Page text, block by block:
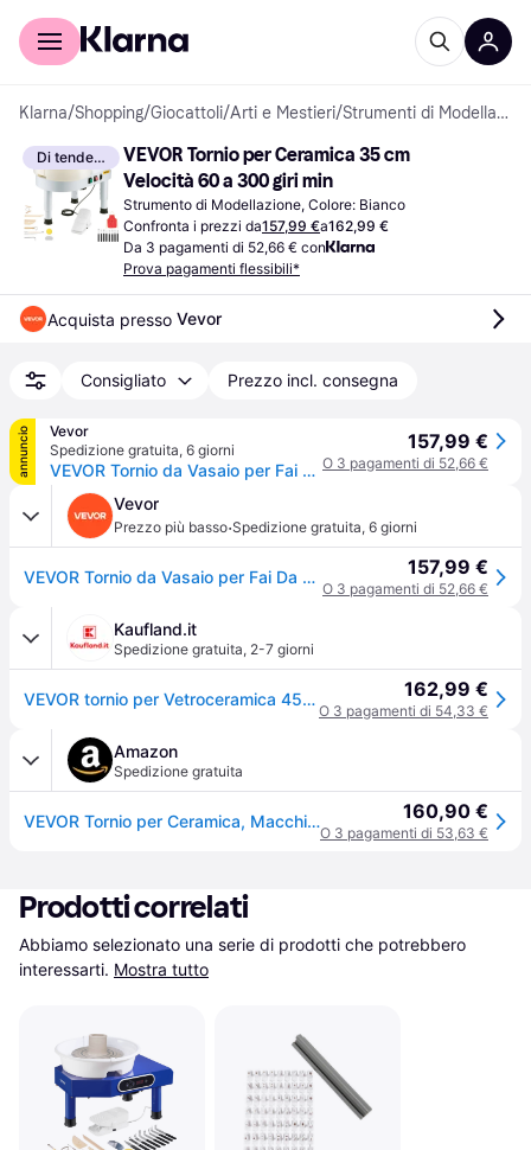
Per il tuo shopping
Klarna/Shopping/Giocattoli/Arti e Mestieri/ Strumenti di Modellazione
Di tendenza
VEVOR Tornio per Ceramica 35 cm
Velocità 60 a 300 giri min
Strumento di Modellazione, Colore: Bianco
Confronta i prezzi da157,99 €a162,99 €
Da 3 pagamenti di 52,66 € con
Prova pagamenti flessibili*
Acquista presso Vevor
Consigliato Prezzo incl. consegna
annuncio
Vevor
Spedizione gratuita, 6 giorni
VEVOR Tornio da Vasaio per Fai Da Te, Ruota Ceramica da 35 cm, Velocità Regolabile da 60 a 300 giri/min, Controllo a Pedale, Bacinella Rimovibile, Gamba Regolabile, con Kit Accessori, Uso Domestico
157,99 €
O 3 pagamenti di 52,66 €
Vevor
Prezzo più basso·Spedizione gratuita, 6 giorni
VEVOR Tornio da Vasaio per Fai Da Te, Ruota Ceramica da 35 cm, Velocità Regolabile da 60 a 300 giri/min, Controllo a Pedale, Bacinella Rimovibile, Gamba Regolabile, con Kit Accessori, Uso Domestico 157,99 €
O 3 pagamenti di 52,66 €
Kaufland.it
Spedizione gratuita, 2-7 giorni
VEVOR tornio per Vetroceramica 450 W (35 cm) con pedale regolabile e gamba di sollevamento e ciotola rimovibile, macchina per modellare la Vetroceramica con accessori completi per il bricolage e l'artigianato, bianco 162,99 €
O 3 pagamenti di 54,33 €
Amazon
Spedizione gratuita
VEVOR Tornio per Ceramica, Macchina per la Formatura di Ceramiche da 35 cm, velocità da 60 a 300 Giri/min, con Accessori Pedale, Gamba di Sollevamento Regolabile, Vasca Rimovibile, Bianco 160,90 €
O 3 pagamenti di 53,63 €
Prodotti correlati
Abbiamo selezionato una serie di prodotti che potrebbero
interessarti. Mostra tutto